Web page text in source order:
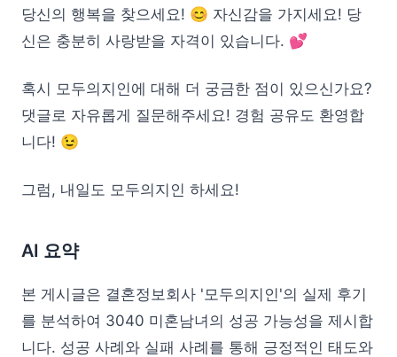
당신의 행복을 찾으세요! 😊 자신감을 가지세요! 당
신은 충분히 사랑받을 자격이 있습니다. 💕
혹시 모두의지인에 대해 더 궁금한 점이 있으신가요?
댓글로 자유롭게 질문해주세요! 경험 공유도 환영합
니다! 😉
그럼, 내일도 모두의지인 하세요!
AI 요약
본 게시글은 결혼정보회사 '모두의지인'의 실제 후기
를 분석하여 3040 미혼남녀의 성공 가능성을 제시합
니다. 성공 사례와 실패 사례를 통해 긍정적인 태도와